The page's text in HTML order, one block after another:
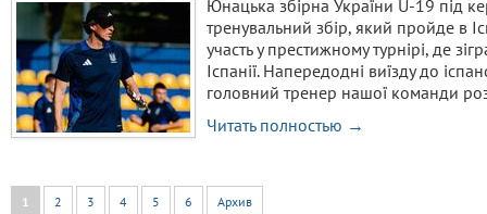
Юнацька збірна України U-19 під
тренувальний збір, який пройде в
участь у престижному турнірі, де
Іспанії. Напередодні виїзду до
головний тренер нашої команди
Читать полностью →
1 2 3 4 5 6 Архив